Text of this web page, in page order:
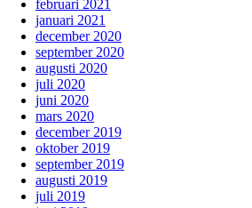
februari 2021
januari 2021
december 2020
september 2020
augusti 2020
juli 2020
juni 2020
mars 2020
december 2019
oktober 2019
september 2019
augusti 2019
juli 2019